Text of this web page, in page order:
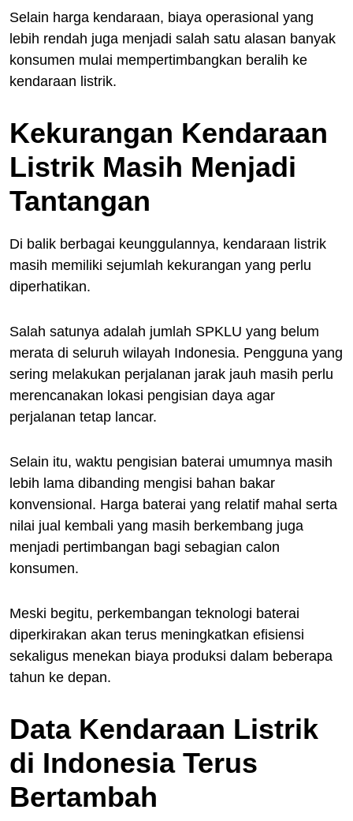
Selain harga kendaraan, biaya operasional yang
lebih rendah juga menjadi salah satu alasan banyak
konsumen mulai mempertimbangkan beralih ke
kendaraan listrik.
Kekurangan Kendaraan
Listrik Masih Menjadi
Tantangan
Di balik berbagai keunggulannya, kendaraan listrik
masih memiliki sejumlah kekurangan yang perlu
diperhatikan.
Salah satunya adalah jumlah SPKLU yang belum
merata di seluruh wilayah Indonesia. Pengguna yang
sering melakukan perjalanan jarak jauh masih perlu
merencanakan lokasi pengisian daya agar
perjalanan tetap lancar.
Selain itu, waktu pengisian baterai umumnya masih
lebih lama dibanding mengisi bahan bakar
konvensional. Harga baterai yang relatif mahal serta
nilai jual kembali yang masih berkembang juga
menjadi pertimbangan bagi sebagian calon
konsumen.
Meski begitu, perkembangan teknologi baterai
diperkirakan akan terus meningkatkan efisiensi
sekaligus menekan biaya produksi dalam beberapa
tahun ke depan.
Data Kendaraan Listrik
di Indonesia Terus
Bertambah